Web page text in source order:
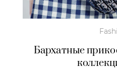
Бархатные